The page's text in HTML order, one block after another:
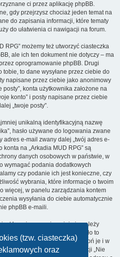
(tzw. ciasteczka)
oraz
ci przez aplikację phpBB.
gdy przejrzysz chociaż jeden temat na
do zapisania informacji, które tematy
do ułatwienia ci nawigacji na forum.
RPG” możemy też utworzyć ciasteczka
ale ich ten dokument nie dotyczy – ma
oprogramowanie phpBB. Drugi
to dane wysyłane przez ciebie do
napisane przez ciebie jako anonimowy
konta użytkownika założone na
konto” i posty napisane przez ciebie
„twoje posty”.
unikalną identyfikacyjną nazwę
hasło używane do logowania zwane
adres e-mail zwany dalej „twój adres e-
na „Arkadia MUD RPG” są
danych osobowych w państwie, w
wymagać podania dodatkowych
czy podanie ich jest konieczne, czy
wybrania, które informacje o twoim
więcej, w panelu zarządzania kontem
wysyłania do ciebie automatycznie
phpBB e-maili.
jest bezpieczne, niemniej nie należy
witrynach internetowych. Hasło to
„Arkadia MUD RPG”, więc chroń je i w
. Jeśli je zapomnisz, użyj funkcji „Nie